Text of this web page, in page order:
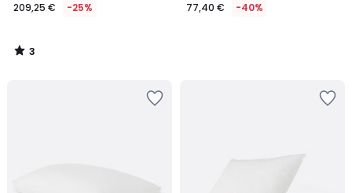
209,25 € -25%
3
/
77,40 € -40%